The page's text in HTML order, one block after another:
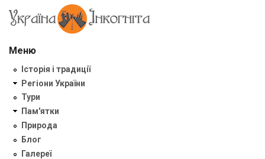
Меню
Історія і традиції
Регіони України
Тури
Пам'ятки
Природа
Блог
Галереї